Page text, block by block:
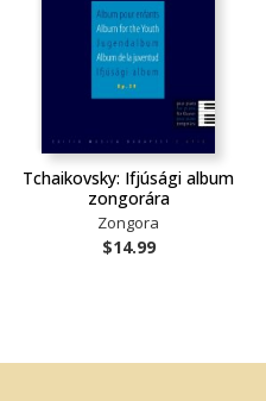
Tchaikovsky: Ifjúsági album
zongorára
Zongora
$14.99